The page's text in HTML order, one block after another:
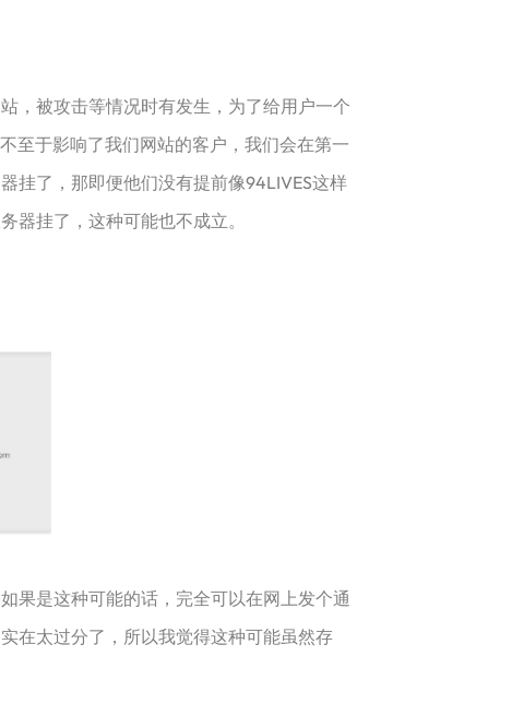
，被攻击等情况时有发生，为了给用户一个
至于影响了我们网站的客户，我们会在第一
挂了，那即便他们没有提前像94LIVES这样
器挂了，这种可能也不成立。
是这种可能的话，完全可以在网上发个通
在太过分了，所以我觉得这种可能虽然存